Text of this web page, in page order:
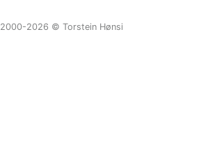
2000-2026 ©️ Torstein Hønsi